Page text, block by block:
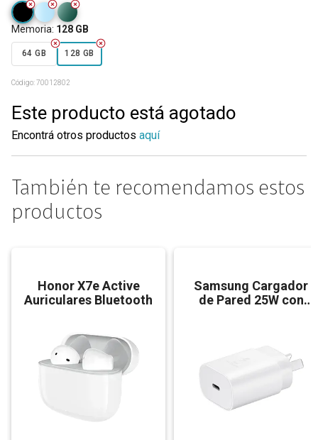
Memoria: 128 GB
64 GB 128 GB
Código:70012802
Este producto está agotado
Encontrá otros productos aquí
También te recomendamos estos
productos
Honor X7e Active
Auriculares Bluetooth
Samsung Cargador
de Pared 25W con